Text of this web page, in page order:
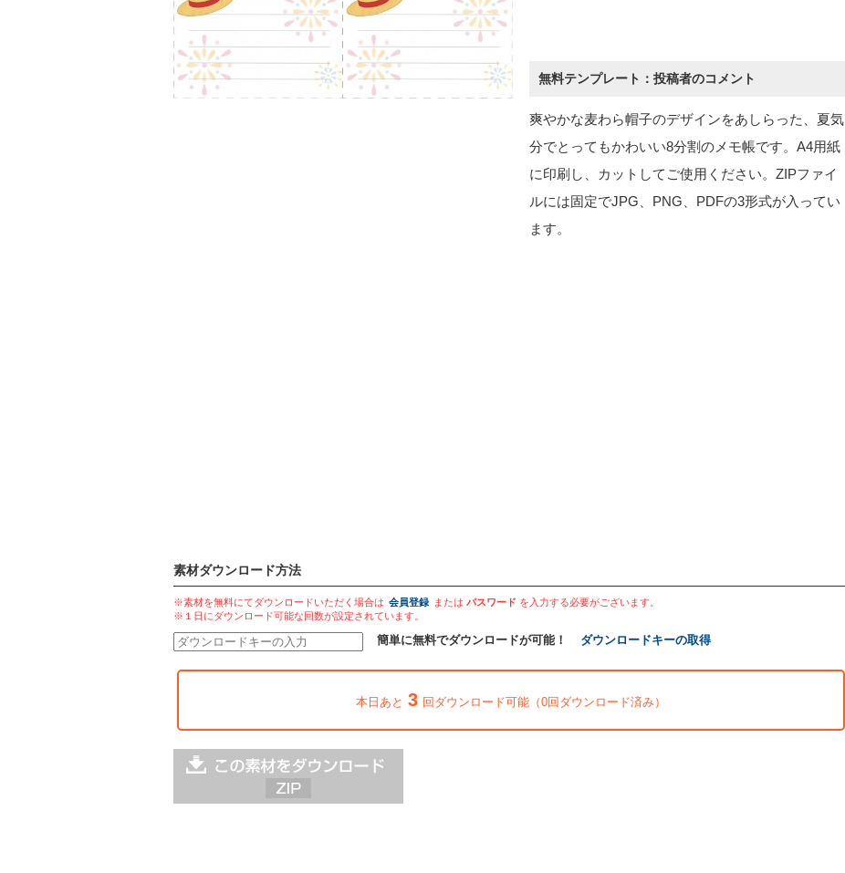
無料テンプレート：投稿者のコメント
爽やかな麦わら帽子のデザインをあしらった、夏気
分でとってもかわいい8分割のメモ帳です。A4用紙
に印刷し、カットしてご使用ください。ZIPファイ
ルには固定でJPG、PNG、PDFの3形式が入ってい
ます。
素材ダウンロード方法
※素材を無料にてダウンロードいただく場合は 会員登録 または パスワード を入力する必要がございます。
※１日にダウンロード可能な回数が設定されています。
簡単に無料でダウンロードが可能！ ダウンロードキーの取得
本日あと 3 回ダウンロード可能（0回ダウンロード済み）